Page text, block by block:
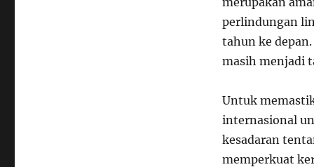
perlindungan
tahun ke
masih menjadi
Untuk
internasional
kesadaran
memperkuat